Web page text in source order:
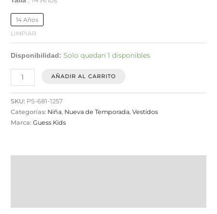
14 Años
LIMPIAR
Disponibilidad: Solo quedan 1 disponibles
AÑADIR AL CARRITO
SKU: PS-681-1257
Categorías: Niña, Nueva de Temporada, Vestidos
Marca: Guess Kids